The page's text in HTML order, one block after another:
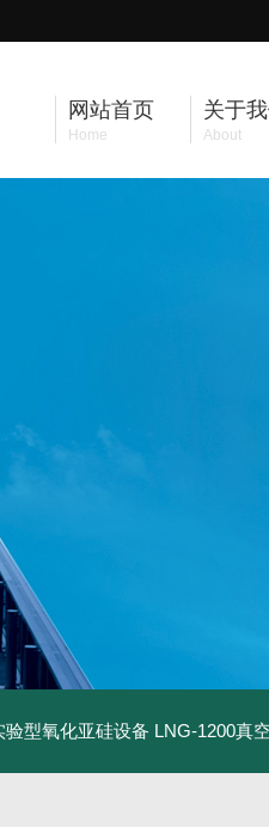
网站首页
Home
关于
About
验型氧化亚硅设备 LNG-1200真